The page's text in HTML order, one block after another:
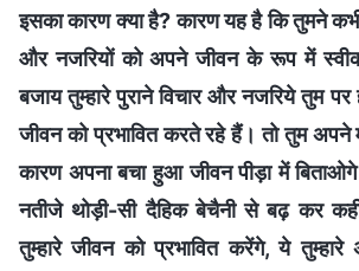
इसका कारण क्या है? कारण यह है कि तुमने कभी
और नजरियों को अपने जीवन के रूप में
बजाय तुम्हारे पुराने विचार और नजरिये तुम पर
जीवन को प्रभावित करते रहे हैं। तो तुम अपने
कारण अपना बचा हुआ जीवन पीड़ा में
नतीजे थोड़ी-सी दैहिक बेचैनी से बढ़ कर
तुम्हारे जीवन को प्रभावित करेंगे, ये तुम्हारे